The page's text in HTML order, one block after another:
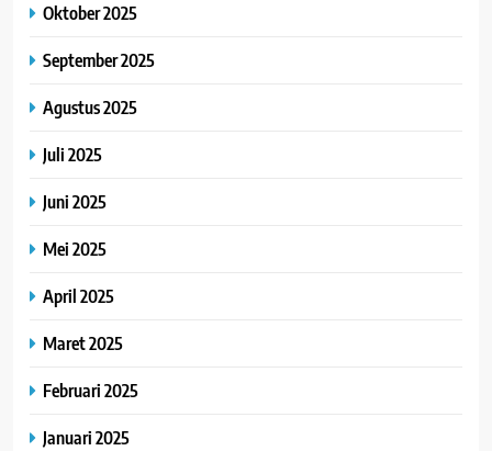
Oktober 2025
September 2025
Agustus 2025
Juli 2025
Juni 2025
Mei 2025
April 2025
Maret 2025
Februari 2025
Januari 2025